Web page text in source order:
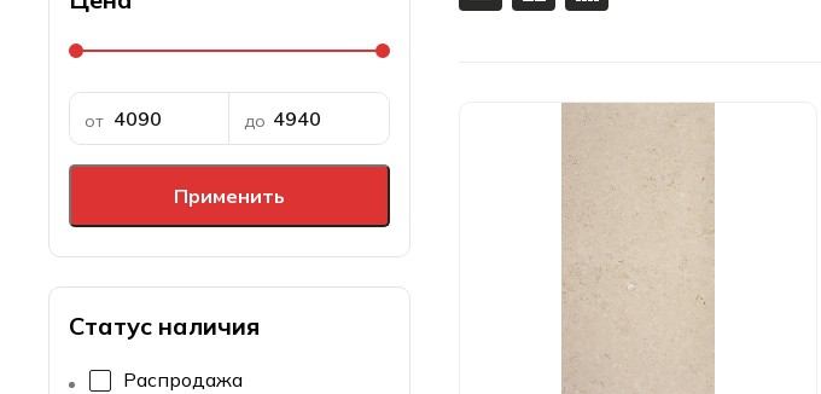
от до
Применить
Статус наличия
Распродажа